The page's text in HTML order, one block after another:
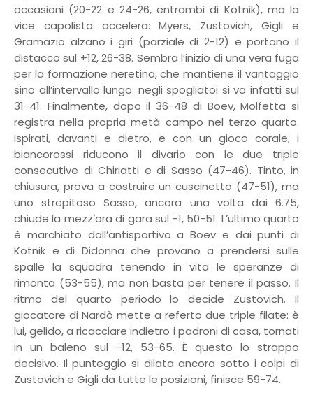
occasioni (20-22 e 24-26, entrambi di Kotnik), ma la
vice capolista accelera: Myers, Zustovich, Gigli e
Gramazio alzano i giri (parziale di 2-12) e portano il
distacco sul +12, 26-38. Sembra l’inizio di una vera fuga
per la formazione neretina, che mantiene il vantaggio
sino all’intervallo lungo: negli spogliatoi si va infatti sul
31-41. Finalmente, dopo il 36-48 di Boev, Molfetta si
registra nella propria metà campo nel terzo quarto.
Ispirati, davanti e dietro, e con un gioco corale, i
biancorossi riducono il divario con le due triple
consecutive di Chiriatti e di Sasso (47-46). Tinto, in
chiusura, prova a costruire un cuscinetto (47-51), ma
uno strepitoso Sasso, ancora una volta dai 6.75,
chiude la mezz’ora di gara sul -1, 50-51. L’ultimo quarto
è marchiato dall’antisportivo a Boev e dai punti di
Kotnik e di Didonna che provano a prendersi sulle
spalle la squadra tenendo in vita le speranze di
rimonta (53-55), ma non basta per tenere il passo. Il
ritmo del quarto periodo lo decide Zustovich. Il
giocatore di Nardò mette a referto due triple filate: è
lui, gelido, a ricacciare indietro i padroni di casa, tornati
in un baleno sul -12, 53-65. È questo lo strappo
decisivo. Il punteggio si dilata ancora sotto i colpi di
Zustovich e Gigli da tutte le posizioni, finisce 59-74.